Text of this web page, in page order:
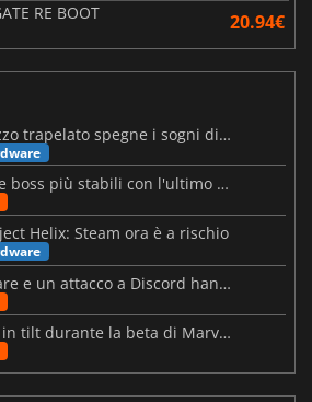
RE BOOT 20.94€
Steam Frame: il prezzo trapelato spegne i sogni di un VR economico
Palworld: Sunreach e boss più stabili con l'ultimo update
Helix: Steam ora è a rischio
Le mappe dei malware e un attacco a Discord hanno colpito Meccha Chameleon
PlayStation Network in tilt durante la beta di Marvel Tōkon